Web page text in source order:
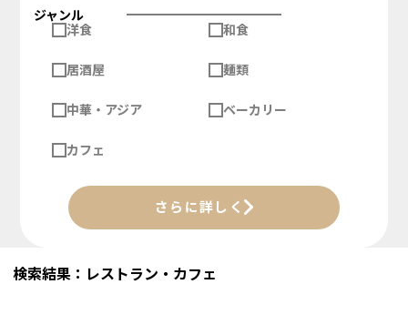
ジャンル
洋食
和食
居酒屋 麺類
中華・アジア ベーカリー
カフェ
さらに詳しく
検索結果：レストラン・カフェ